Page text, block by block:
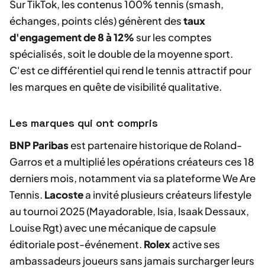
Sur TikTok, les contenus 100% tennis (smash,
échanges, points clés) génèrent destaux
d'engagement de 8 à 12%sur les comptes
spécialisés, soit le double de la moyenne sport.
C'est ce différentiel qui rend le tennis attractif pour
les marques en quête de visibilité qualitative.
Les marques qui ont compris
BNP Paribasest partenaire historique de Roland-
Garros et a multiplié les opérations créateurs ces 18
derniers mois, notamment via sa plateforme We Are
Tennis. Lacostea invité plusieurs créateurs lifestyle
au tournoi 2025 (Mayadorable, Isia, Isaak Dessaux,
Louise Rgt) avec une mécanique de capsule
éditoriale post-événement. Rolexactive ses
ambassadeurs joueurs sans jamais surcharger leurs